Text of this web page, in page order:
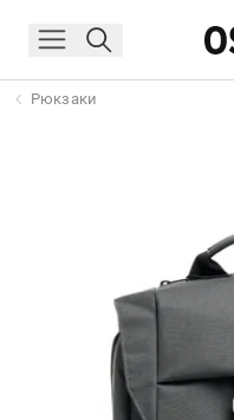
Рюкзаки